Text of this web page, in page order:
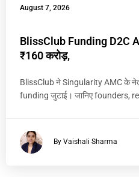
August 7, 2026
BlissClub Funding D2C
₹160 करोड़,
BlissClub ने Singularity AMC के
funding जुटाई। जानिए founders,
By Vaishali Sharma